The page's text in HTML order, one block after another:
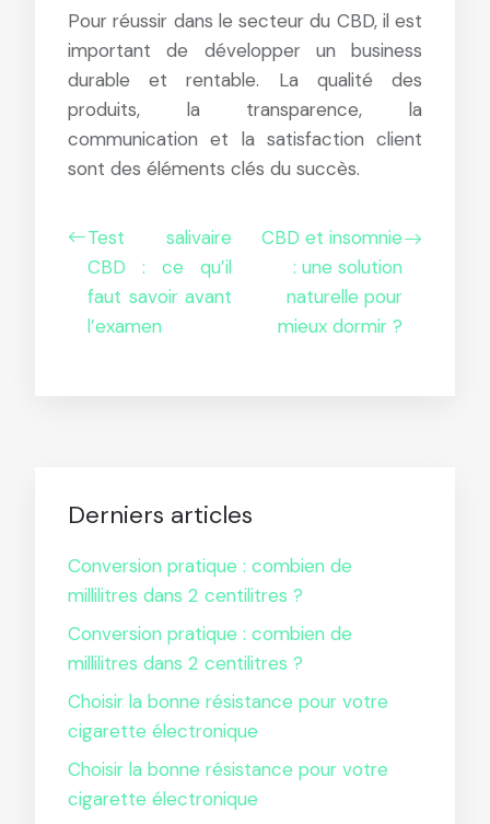
Pour réussir dans le secteur du CBD, il est
important de développer un business
durable et rentable. La qualité des
produits, la transparence, la
communication et la satisfaction client
sont des éléments clés du succès.
Test salivaire
CBD : ce qu’il
faut savoir avant
l’examen
CBD et insomnie
: une solution
naturelle pour
mieux dormir ?
Derniers articles
Conversion pratique : combien de
millilitres dans 2 centilitres ?
Conversion pratique : combien de
millilitres dans 2 centilitres ?
Choisir la bonne résistance pour votre
cigarette électronique
Choisir la bonne résistance pour votre
cigarette électronique